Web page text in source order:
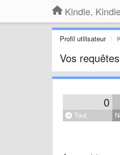
Profil utilisateur
Vos
0
Tout